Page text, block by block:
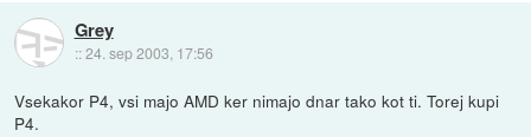
Grey
::24. sep 2003, 17:56
Vsekakor P4, vsi majo AMD ker nimajo dnar tako kot ti. Torej kupi
P4.